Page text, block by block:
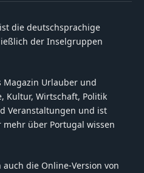
ist die deutschsprachige
der Inselgruppen
Magazin Urlauber und
Kultur, Wirtschaft, Politik
Veranstaltungen und ist
über Portugal wissen
die Online-Version von